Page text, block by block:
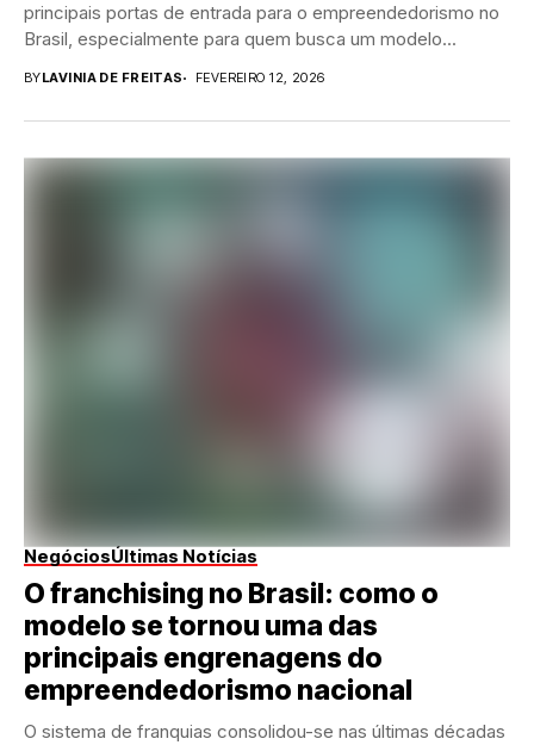
principais portas de entrada para o empreendedorismo no
Brasil, especialmente para quem busca um modelo...
BYLAVINIA DE FREITAS FEVEREIRO 12, 2026
NegóciosÚltimas Notícias
O franchising no Brasil: como o
modelo se tornou uma das
principais engrenagens do
empreendedorismo nacional
O sistema de franquias consolidou-se nas últimas décadas